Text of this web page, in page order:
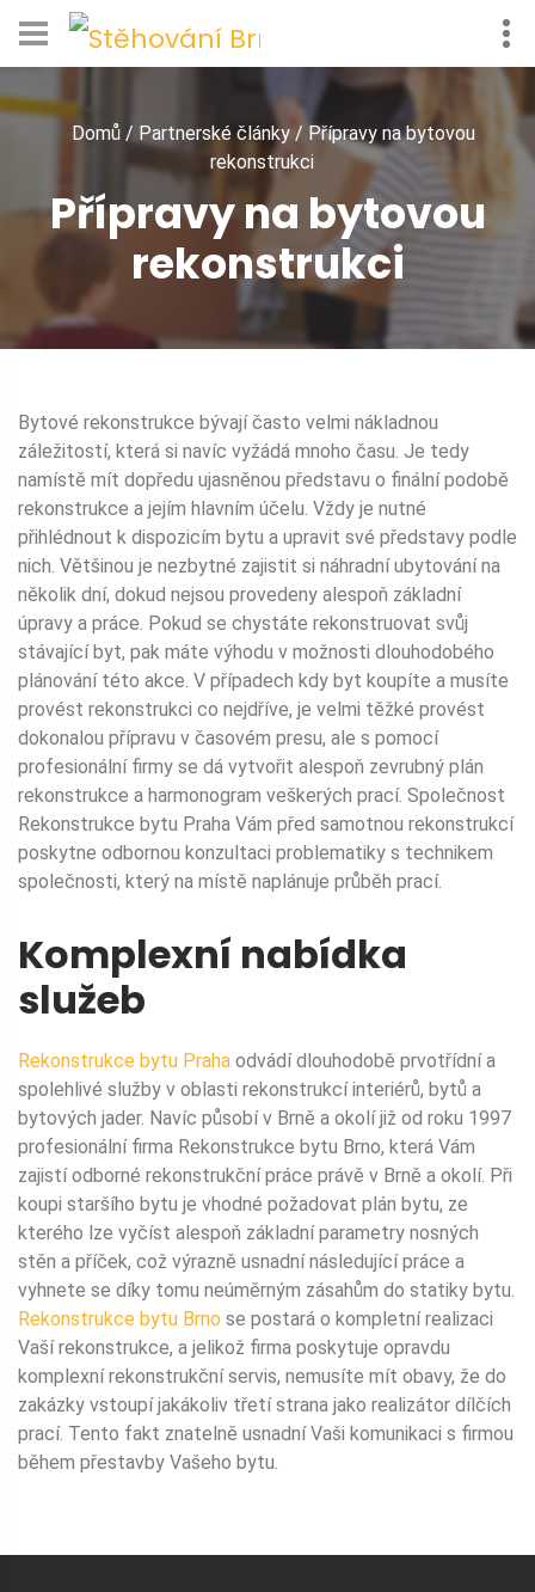
Domů / Partnerské články / Přípravy na bytovou
rekonstrukci
Přípravy na bytovou
rekonstrukci
Bytové rekonstrukce bývají často velmi nákladnou
záležitostí, která si navíc vyžádá mnoho času. Je tedy
namístě mít dopředu ujasněnou představu o finální podobě
rekonstrukce a jejím hlavním účelu. Vždy je nutné
přihlédnout k dispozicím bytu a upravit své představy podle
nich. Většinou je nezbytné zajistit si náhradní ubytování na
několik dní, dokud nejsou provedeny alespoň základní
úpravy a práce. Pokud se chystáte rekonstruovat svůj
stávající byt, pak máte výhodu v možnosti dlouhodobého
plánování této akce. V případech kdy byt koupíte a musíte
provést rekonstrukci co nejdříve, je velmi těžké provést
dokonalou přípravu v časovém presu, ale s pomocí
profesionální firmy se dá vytvořit alespoň zevrubný plán
rekonstrukce a harmonogram veškerých prací. Společnost
Rekonstrukce bytu Praha Vám před samotnou rekonstrukcí
poskytne odbornou konzultaci problematiky s technikem
společnosti, který na místě naplánuje průběh prací.
Komplexní nabídka
služeb
Rekonstrukce bytu Praha odvádí dlouhodobě prvotřídní a
spolehlivé služby v oblasti rekonstrukcí interiérů, bytů a
bytových jader. Navíc působí v Brně a okolí již od roku 1997
profesionální firma Rekonstrukce bytu Brno, která Vám
zajistí odborné rekonstrukční práce právě v Brně a okolí. Při
koupi staršího bytu je vhodné požadovat plán bytu, ze
kterého lze vyčíst alespoň základní parametry nosných
stěn a příček, což výrazně usnadní následující práce a
vyhnete se díky tomu neúměrným zásahům do statiky bytu.
Rekonstrukce bytu Brno se postará o kompletní realizaci
Vaší rekonstrukce, a jelikož firma poskytuje opravdu
komplexní rekonstrukční servis, nemusíte mít obavy, že do
zakázky vstoupí jakákoliv třetí strana jako realizátor dílčích
prací. Tento fakt znatelně usnadní Vaši komunikaci s firmou
během přestavby Vašeho bytu.